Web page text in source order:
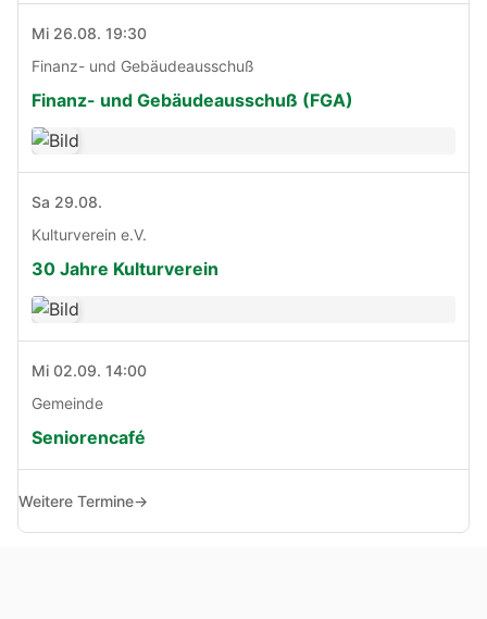
Mi 26.08. 19:30
Finanz- und Gebäudeausschuß
Finanz- und Gebäudeausschuß (FGA)
Sa 29.08.
Kulturverein e.V.
30 Jahre Kulturverein
Mi 02.09. 14:00
Gemeinde
Seniorencafé
Weitere Termine→